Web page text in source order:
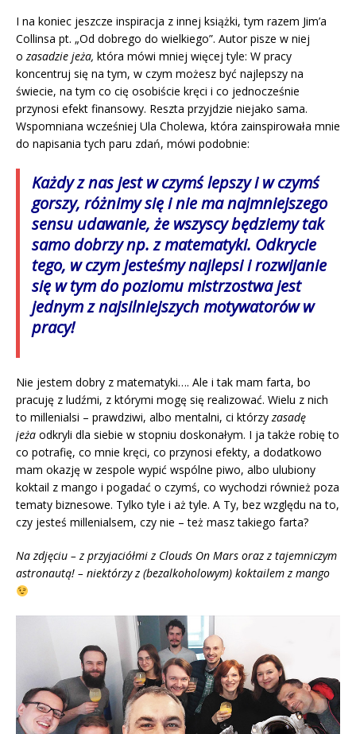
I na koniec jeszcze inspiracja z innej książki, tym razem Jim’a
Collinsa pt. „Od dobrego do wielkiego”. Autor pisze w niej
ozasadzie jeża, która mówi mniej więcej tyle: W pracy
koncentruj się na tym, w czym możesz być najlepszy na
świecie, na tym co cię osobiście kręci i co jednocześnie
przynosi efekt finansowy. Reszta przyjdzie niejako sama.
Wspomniana wcześniej Ula Cholewa, która zainspirowała mnie
do napisania tych paru zdań, mówi podobnie:
Każdy z nas jest w czymś lepszy i w czymś
gorszy, różnimy się i nie ma najmniejszego
sensu udawanie, że wszyscy będziemy tak
samo dobrzy np. z matematyki. Odkrycie
tego, w czym jesteśmy najlepsi i rozwijanie
się w tym do poziomu mistrzostwa jest
jednym z najsilniejszych motywatorów w
pracy!
Nie jestem dobry z matematyki…. Ale i tak mam farta, bo
pracuję z ludźmi, z którymi mogę się realizować. Wielu z nich
to millenialsi – prawdziwi, albo mentalni, ci którzyzasadę
jeża odkryli dla siebie w stopniu doskonałym. I ja także robię to
co potrafię, co mnie kręci, co przynosi efekty, a dodatkowo
mam okazję w zespole wypić wspólne piwo, albo ulubiony
koktail z mango i pogadać o czymś, co wychodzi również poza
tematy biznesowe. Tylko tyle i aż tyle. A Ty, bez względu na to,
czy jesteś millenialsem, czy nie – też masz takiego farta?
Na zdjęciu – z przyjaciółmi z Clouds On Mars oraz z tajemniczym
astronautą! – niektórzy z (bezalkoholowym) koktailem z mango